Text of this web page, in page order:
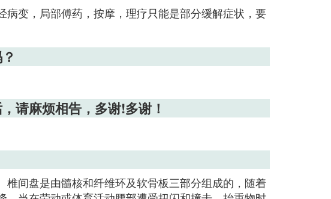
变，局部傅药，按摩，理疗只能是部分缓解症状，要
请麻烦相告，多谢!多谢！
间盘是由髓核和纤维环及软骨板三部分组成的，随着